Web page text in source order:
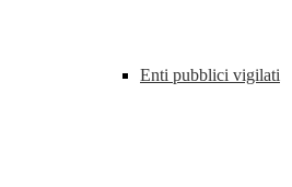
Enti pubblici vigilati